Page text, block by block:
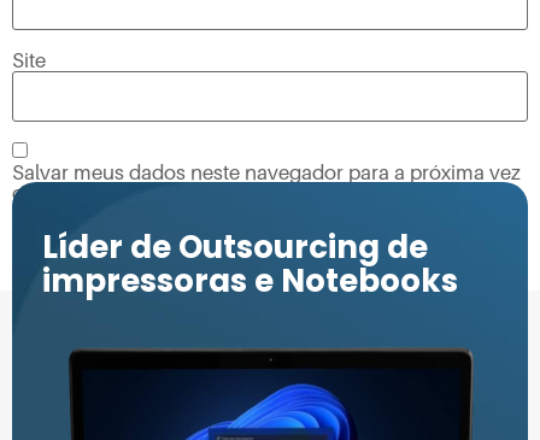
Site
Salvar meus dados neste navegador para a próxima vez
que eu comentar.
Líder de Outsourcing de
impressoras e Notebooks